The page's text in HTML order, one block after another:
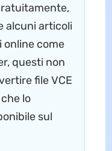
alcuni articoli
online come
questi non
file VCE
lo
sul